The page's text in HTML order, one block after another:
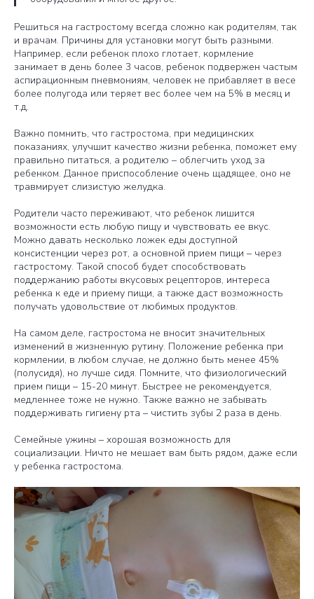
Решиться на гастростому всегда сложно как родителям, так
и врачам. Причины для установки могут быть разными.
Например, если ребенок плохо глотает, кормление
занимает в день более 3 часов, ребенок подвержен частым
аспирационным пневмониям, человек не прибавляет в весе
более полугода или теряет вес более чем на 5% в месяц и
т.д.
Важно помнить, что гастростома, при медицинских
показаниях, улучшит качество жизни ребенка, поможет ему
правильно питаться, а родителю – облегчить уход за
ребенком. Данное приспособление очень щадящее, оно не
травмирует слизистую желудка.
Родители часто переживают, что ребенок лишится
возможности есть любую пищу и чувствовать ее вкус.
Можно давать несколько ложек еды доступной
консистенции через рот, а основной прием пищи – через
гастростому. Такой способ будет способствовать
поддержанию работы вкусовых рецепторов, интереса
ребенка к еде и приему пищи, а также даст возможность
получать удовольствие от любимых продуктов.
На самом деле, гастростома не вносит значительных
изменений в жизненную рутину. Положение ребенка при
кормлении, в любом случае, не должно быть менее 45%
(полусидя), но лучше сидя. Помните, что физиологический
прием пищи – 15-20 минут. Быстрее не рекомендуется,
медленнее тоже не нужно. Также важно не забывать
поддерживать гигиену рта – чистить зубы 2 раза в день.
Семейные ужины – хорошая возможность для
социализации. Ничто не мешает вам быть рядом, даже если
у ребенка гастростома.